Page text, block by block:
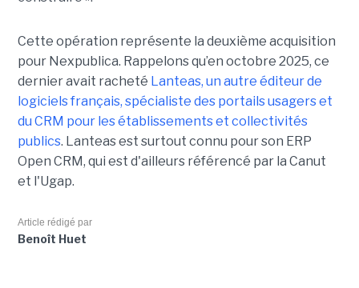
Cette opération représente la deuxième acquisition
pour Nexpublica. Rappelons qu’en octobre 2025, ce
dernier avait racheté Lanteas, un autre éditeur de
logiciels français, spécialiste des portails usagers et
du CRM pour les établissements et collectivités
publics. Lanteas est surtout connu pour son ERP
Open CRM, qui est d'ailleurs référencé par la Canut
et l'Ugap.
Article rédigé par
Benoît Huet